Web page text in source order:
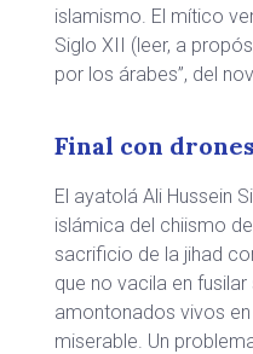
islamismo. El mítico
Siglo XII (leer, a
por los árabes”, del
Final con drones
El ayatolá Ali Hussein
islámica del chiismo
sacrificio de la jihad
que no vacila en
amontonados vivos
miserable. Un